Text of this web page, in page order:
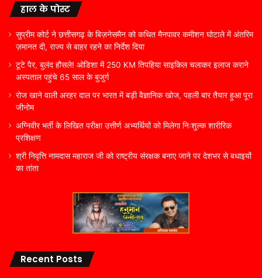
हाल के पोस्ट
सुप्रीम कोर्ट ने छत्तीसगढ़ के बिज़नेसमैन को कथित मैनपावर कमीशन घोटाले में अंतरिम
ज़मानत दी, राज्य से बाहर रहने का निर्देश दिया
टूटे पैर, बुलंद हौसले! ओडिशा में 250 KM तिपहिया साइकिल चलाकर इलाज कराने
अस्पताल पहुंचे 65 साल के बुजुर्ग
रोज खाने वाली अरहर दाल पर भारत में बड़ी वैज्ञानिक खोज, पहली बार तैयार हुआ पूरा
जीनोम
अग्निवीर भर्ती के लिखित परीक्षा उत्तीर्ण अभ्यर्थियों को मिलेगा निःशुल्क शारीरिक
प्रशिक्षण
श्री निवृत्ति नामदास महाराज जी को राष्ट्रीय संरक्षक बनाए जाने पर देशभर से बधाइयों
का तांता
Recent Posts